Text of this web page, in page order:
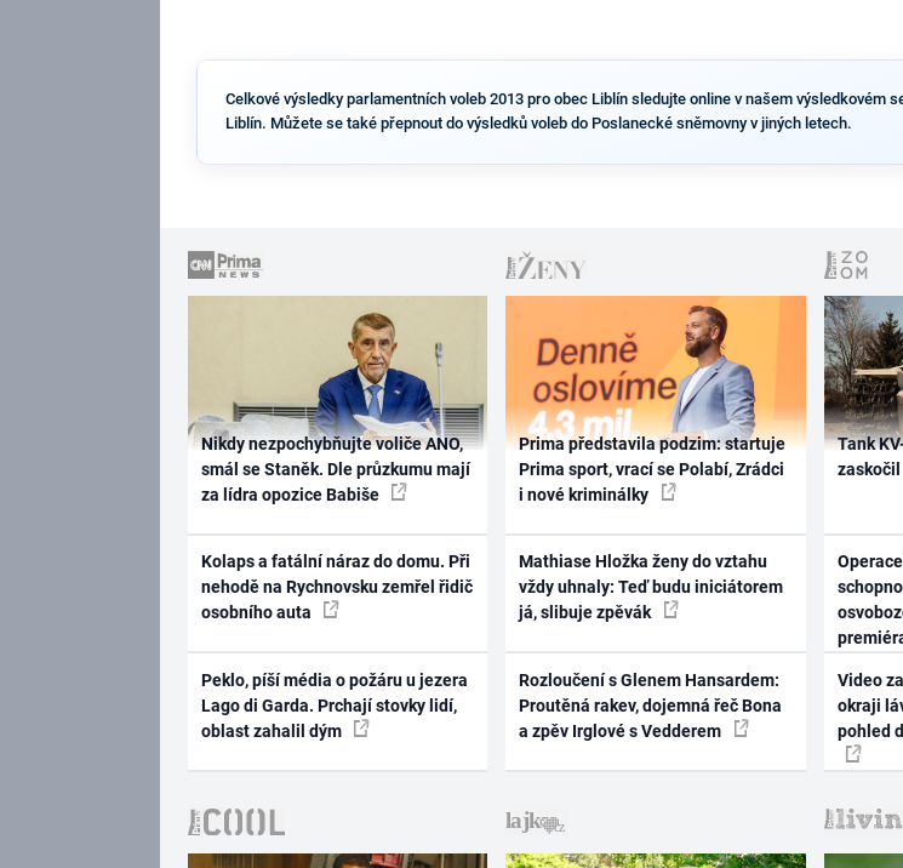
Celkové výsledky parlamentních voleb 2013 pro obec Liblín sledujte online v našem
Liblín. Můžete se také přepnout do výsledků voleb do Poslanecké sněmovny v jiných letech.
Nikdy nezpochybňujte voliče ANO,
smál se Staněk. Dle průzkumu mají
za lídra opozice Babiše
Kolaps a fatální náraz do domu. Při
nehodě na Rychnovsku zemřel řidič
osobního auta
Peklo, píší média o požáru u jezera
Lago di Garda. Prchají stovky lidí,
oblast zahalil dým
Prima představila podzim: startuje
Prima sport, vrací se Polabí, Zrádci
i nové kriminálky
Mathiase Hložka ženy do vztahu
vždy uhnaly: Teď budu iniciátorem
já, slibuje zpěvák
Rozloučení s Glenem Hansardem:
Proutěná rakev, dojemná řeč Bona
a zpěv Irglové s Vedderem
Tank
zaskočil
Video
okraji
pohled